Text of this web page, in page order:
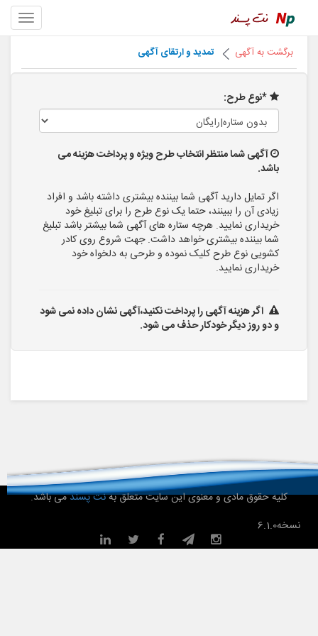
برگشت به آگهی تمدید و ارتقای آگهی
*نوع طرح:
آگهی شما منتظر انتخاب طرح ویژه و پرداخت هزینه می
باشد.
اگر تمایل دارید آگهی شما بیننده بیشتری داشته باشد و افراد
زیادی آن را ببینند، حتما یک نوع طرح را برای تبلیغ خود
خریداری نمایید. هرچه ستاره های آگهی شما بیشتر باشد تبلیغ
شما بیننده بیشتری خواهد داشت. جهت شروع روی کادر
کشویی نوع طرح کلیک نموده و طرحی به دلخواه خود
خریداری نمایید.
اگر هزینه آگهی را پرداخت نکنید،آگهی نشان داده نمی شود
و دو روز دیگر خودکار حذف می شود.
کلیه حقوق مادی و معنوی این سایت متعلق بهنت پسندمی باشد.
نسخه6.1.0